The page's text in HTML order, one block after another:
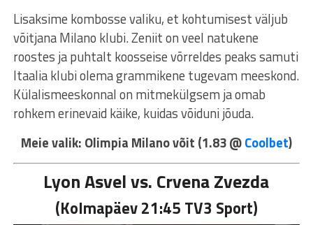
Lisaksime kombosse valiku, et kohtumisest väljub
võitjana Milano klubi. Zeniit on veel natukene
roostes ja puhtalt koosseise võrreldes peaks samuti
Itaalia klubi olema grammikene tugevam meeskond.
Külalismeeskonnal on mitmekülgsem ja omab
rohkem erinevaid käike, kuidas võiduni jõuda.
Meie valik: Olimpia Milano võit (1.83 @Coolbet)
Lyon Asvel vs. Crvena Zvezda
(Kolmapäev 21:45 TV3 Sport)